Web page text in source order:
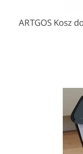
ARTGOS Kosz